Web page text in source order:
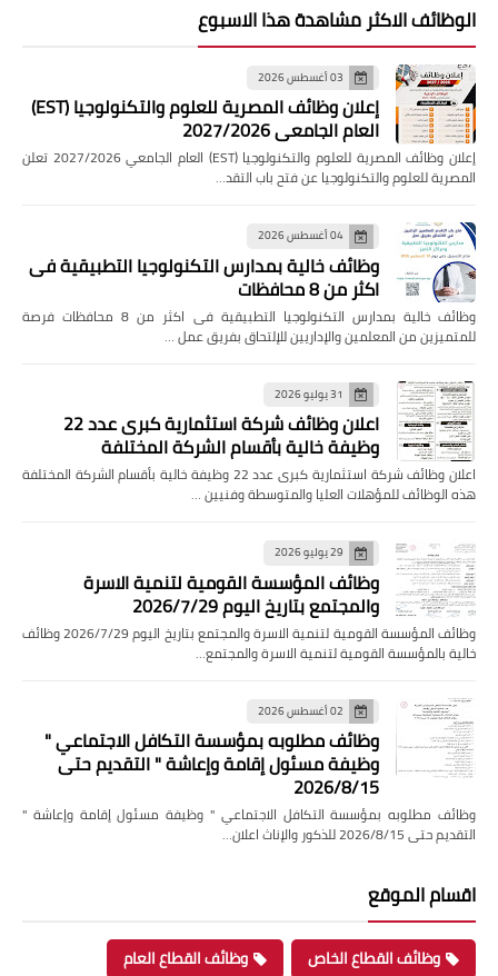
الوظائف الاكثر مشاهدة هذا الاسبوع
03 أغسطس 2026
إعلان وظائف المصرية للعلوم والتكنولوجيا (EST)
العام الجامعي 2027/2026
إعلان وظائف المصرية للعلوم والتكنولوجيا (EST) العام الجامعي 2027/2026 تعلن
المصرية للعلوم والتكنولوجيا عن فتح باب التقد…
04 أغسطس 2026
وظائف خالية بمدارس التكنولوجيا التطبيقية فى
اكثر من 8 محافظات
وظائف خالية بمدارس التكنولوجيا التطبيقية فى اكثر من 8 محافظات فرصة
للمتميزين من المعلمين والإداريين للإلتحاق بفريق عمل …
31 يوليو 2026
اعلان وظائف شركة استثمارية كبرى عدد 22
وظيفة خالية بأقسام الشركة المختلفة
اعلان وظائف شركة استثمارية كبرى عدد 22 وظيفة خالية بأقسام الشركة المختلفة
هذه الوظائف للمؤهلات العليا والمتوسطة وفنيين …
29 يوليو 2026
وظائف المؤسسة القومية لتنمية الاسرة
والمجتمع بتاريخ اليوم 2026/7/29
وظائف المؤسسة القومية لتنمية الاسرة والمجتمع بتاريخ اليوم 2026/7/29 وظائف
خالية بالمؤسسة القومية لتنمية الاسرة والمجتمع…
02 أغسطس 2026
وظائف مطلوبه بمؤسسة التكافل الاجتماعي "
وظيفة مسئول إقامة وإعاشة " التقديم حتى
2026/8/15
وظائف مطلوبه بمؤسسة التكافل الاجتماعي " وظيفة مسئول إقامة وإعاشة "
التقديم حتى 2026/8/15 للذكور والإناث اعلان…
اقسام الموقع
وظائف القطاع الخاص وظائف القطاع العام